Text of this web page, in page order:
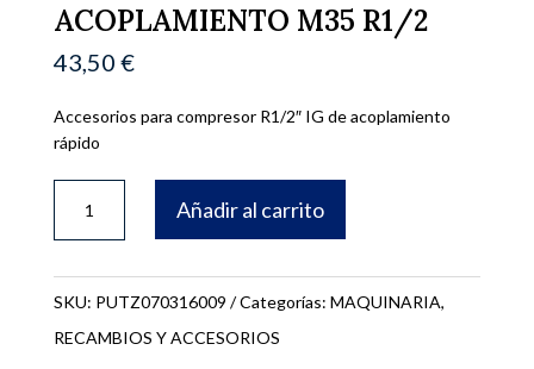
ACOPLAMIENTO M35 R1/2
43,50 €
Accesorios para compresor R1/2″ IG de acoplamiento
rápido
cantidad
Añadir al carrito
SKU: PUTZ070316009 Categorías: MAQUINARIA,
RECAMBIOS Y ACCESORIOS